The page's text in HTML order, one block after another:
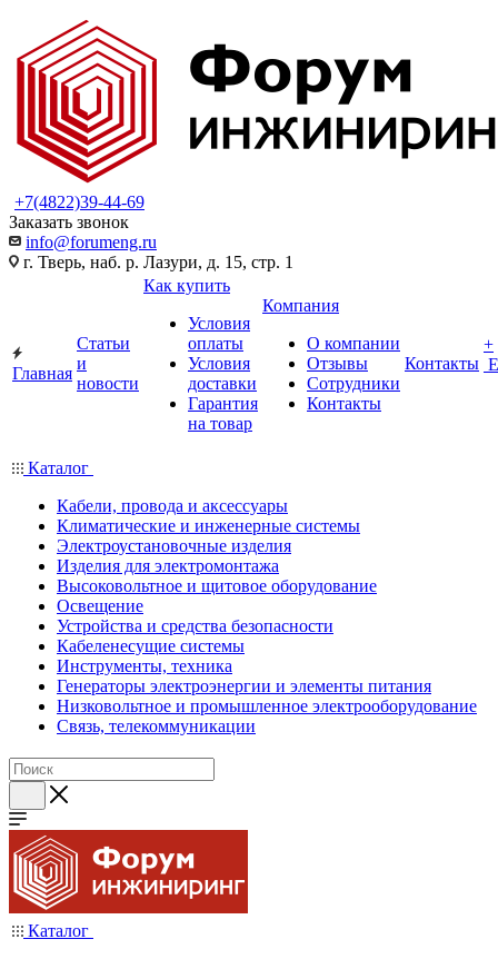
+7(4822)39-44-69
Заказать звонок
info@forumeng.ru
г. Тверь, наб. р. Лазури, д. 15, стр. 1
Главная
Статьи
и
новости
Как купить
Условия
оплаты
Условия
доставки
Гарантия
на товар
Компания
О компании
Отзывы
Сотрудники
Контакты
Контакты
+
Каталог
Кабели, провода и аксессуары
Климатические и инженерные системы
Электроустановочные изделия
Изделия для электромонтажа
Высоковольтное и щитовое оборудование
Освещение
Устройства и средства безопасности
Кабеленесущие системы
Инструменты, техника
Генераторы электроэнергии и элементы питания
Низковольтное и промышленное электрооборудование
Связь, телекоммуникации
Каталог